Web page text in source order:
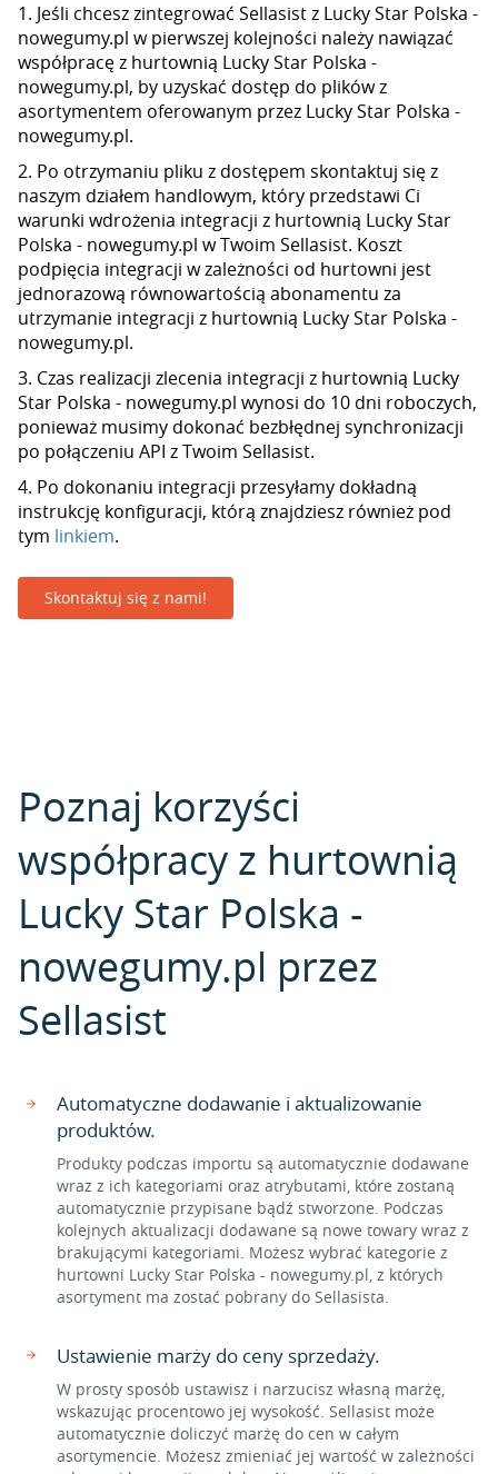
1. Jeśli chcesz zintegrować Sellasist z Lucky Star Polska -
nowegumy.pl w pierwszej kolejności należy nawiązać
współpracę z hurtownią Lucky Star Polska -
nowegumy.pl, by uzyskać dostęp do plików z
asortymentem oferowanym przez Lucky Star Polska -
nowegumy.pl.
2. Po otrzymaniu pliku z dostępem skontaktuj się z
naszym działem handlowym, który przedstawi Ci
warunki wdrożenia integracji z hurtownią Lucky Star
Polska - nowegumy.pl w Twoim Sellasist. Koszt
podpięcia integracji w zależności od hurtowni jest
jednorazową równowartością abonamentu za
utrzymanie integracji z hurtownią Lucky Star Polska -
nowegumy.pl.
3. Czas realizacji zlecenia integracji z hurtownią Lucky
Star Polska - nowegumy.pl wynosi do 10 dni roboczych,
ponieważ musimy dokonać bezbłędnej synchronizacji
po połączeniu API z Twoim Sellasist.
4. Po dokonaniu integracji przesyłamy dokładną
instrukcję konfiguracji, którą znajdziesz również pod
tym linkiem.
Skontaktuj się z nami!
Poznaj korzyści
współpracy z hurtownią
Lucky Star Polska -
nowegumy.pl przez
Sellasist
Automatyczne dodawanie i aktualizowanie
produktów.
Produkty podczas importu są automatycznie dodawane
wraz z ich kategoriami oraz atrybutami, które zostaną
automatycznie przypisane bądź stworzone. Podczas
kolejnych aktualizacji dodawane są nowe towary wraz z
brakującymi kategoriami. Możesz wybrać kategorie z
hurtowni Lucky Star Polska - nowegumy.pl, z których
asortyment ma zostać pobrany do Sellasista.
Ustawienie marży do ceny sprzedaży.
W prosty sposób ustawisz i narzucisz własną marżę,
wskazując procentowo jej wysokość. Sellasist może
automatycznie doliczyć marżę do cen w całym
asortymencie. Możesz zmieniać jej wartość w zależności